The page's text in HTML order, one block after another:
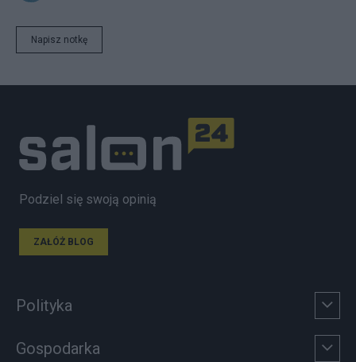
Napisz notkę
Podziel się swoją opinią
ZAŁÓŻ BLOG
Polityka
Gospodarka